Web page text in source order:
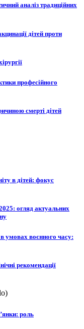
аналіз традиційних
дітей проти
професійного
смерті дітей
в дітей: фокус
огляд актуальних
умовах воєнного часу:
рекомендації
роль